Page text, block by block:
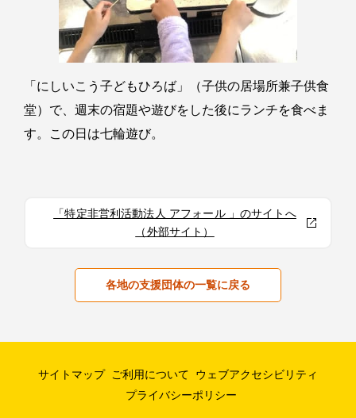
「にしいこう子どもひろば」（子供の居場所兼子供食
堂）で、週末の宿題や遊びをした後にランチを食べま
す。この日は七輪遊び。
「特定非営利活動法人 アフォール 」のサイトへ
（外部サイト）
各地の支援団体の一覧に戻る
サイトマップ ご利用について
ウェブアクセシビリティ
プライバシーポリシー